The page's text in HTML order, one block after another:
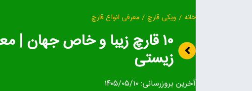
خانه / ویکی قارچ / معرفی انواع قارچ
۱۰ قارچ زیبا و خاص جهان |
زیستی
آخرین بروزرسانی:۱۴۰۵/۰۵/۱۰